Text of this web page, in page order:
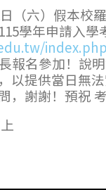
（六）假本校
學年申請入學
報名參加！說
以提供當日無
，謝謝！預祝 考